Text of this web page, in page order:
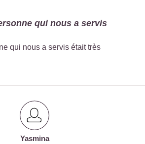
qui nous a servis
qui nous a servis était très
Yasmina